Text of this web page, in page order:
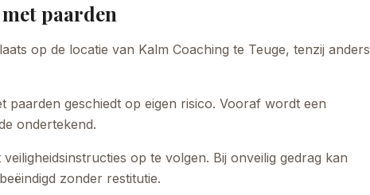
paarden
op de locatie van Kalm Coaching te Teuge, tenzij anders
paarden geschiedt op eigen risico. Vooraf wordt een
ondertekend.
op te volgen. Bij onveilig gedrag kan
zonder restitutie.